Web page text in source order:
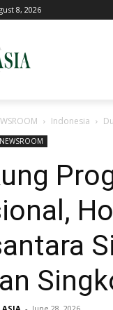
8, 2026
Indonesia
NEWSROOM
ASIA - June 28, 2026